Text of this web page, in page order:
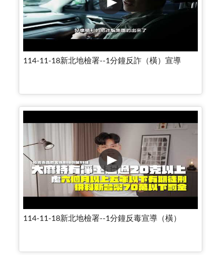
114-11-18新北地檢署--1分鐘反詐（橫）宣導
114-11-18新北地檢署--1分鐘反毒宣導（橫）